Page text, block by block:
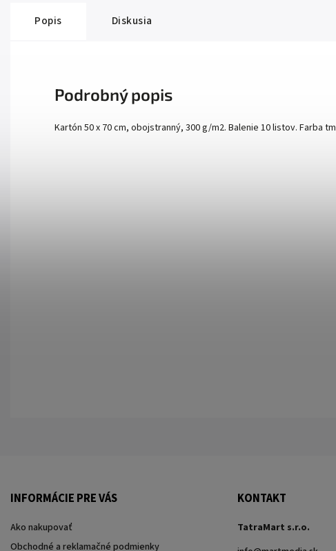
Popis Diskusia
Podrobný popis
Kartón 50 x 70 cm, obojstranný, 300 g/m2. Balenie 10 listov. Farba
INFORMÁCIE PRE VÁS
Ako nakupovať
Obchodné a reklamačné podmienky
KONTAKT
TatraMart s.r.o.